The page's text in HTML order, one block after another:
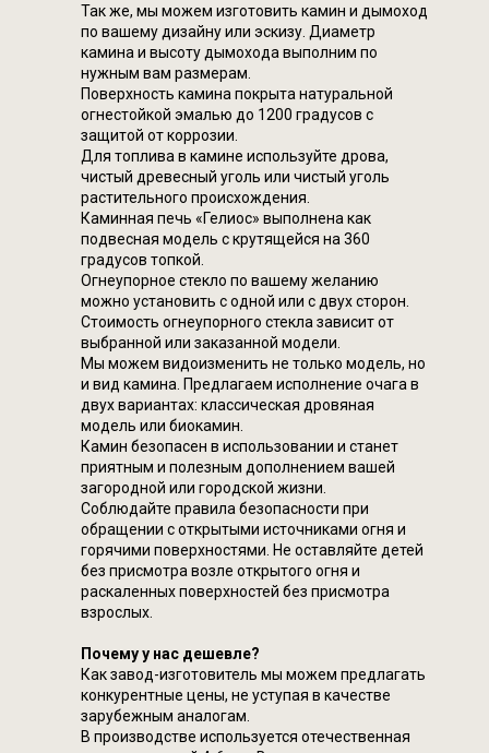
Так же, мы можем изготовить камин и дымоход
по вашему дизайну или эскизу. Диаметр
камина и высоту дымохода выполним по
нужным вам размерам.
Поверхность камина покрыта натуральной
огнестойкой эмалью до 1200 градусов с
защитой от коррозии.
Для топлива в камине используйте дрова,
чистый древесный уголь или чистый уголь
растительного происхождения.
Каминная печь «Гелиос» выполнена как
подвесная модель с крутящейся на 360
градусов топкой.
Огнеупорное стекло по вашему желанию
можно установить с одной или с двух сторон.
Стоимость огнеупорного стекла зависит от
выбранной или заказанной модели.
Мы можем видоизменить не только модель, но
и вид камина. Предлагаем исполнение очага в
двух вариантах: классическая дровяная
модель или биокамин.
Камин безопасен в использовании и станет
приятным и полезным дополнением вашей
загородной или городской жизни.
Соблюдайте правила безопасности при
обращении с открытыми источниками огня и
горячими поверхностями. Не оставляйте детей
без присмотра возле открытого огня и
раскаленных поверхностей без присмотра
взрослых.
Почему у нас дешевле?
Как завод-изготовитель мы можем предлагать
конкурентные цены, не уступая в качестве
зарубежным аналогам.
В производстве используется отечественная